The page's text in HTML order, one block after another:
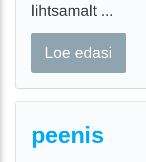
lihtsamalt ...
Loe edasi
peenis